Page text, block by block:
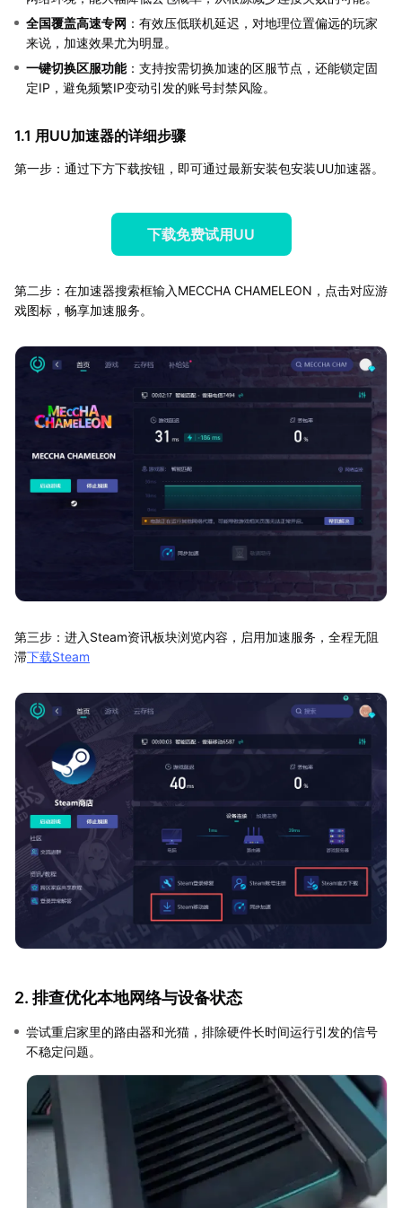
全国覆盖高速专网 ：有效压低联机延迟，对地理位置偏远的玩家
来说，加速效果尤为明显。
一键切换区服功能：支持按需切换加速的区服节点，还能锁定固
定IP，避免频繁IP变动引发的账号封禁风险。
1.1 用UU加速器的详细步骤
第一步：通过下方下载按钮，即可通过最新安装包安装UU加速器。
下载免费试用UU
第二步：在加速器搜索框输入MECCHA CHAMELEON，点击对应游
戏图标，畅享加速服务。
第三步：进入Steam资讯板块浏览内容，启用加速服务，全程无阻
滞下载Steam
2. 排查优化本地网络与设备状态
尝试重启家里的路由器和光猫，排除硬件长时间运行引发的信号
不稳定问题。